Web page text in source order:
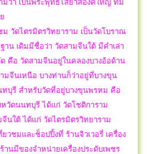
ว่า เป็นพระพุทธไสยาสองค์ใหญ่ ที่มี
วัดไตรมิตรวิทยาราม เป็นวัดโบราณ
าน เดิมมีชื่อว่า วัดสามจีนใต้ มีคำเล่า
คือ วัดสามจีนอยู่ในคลองบางอ้อด้าน
มจีนเหนือ บางท่านก็ว่าอยู่ที่บางขุน
บุรี สำหรับวัดที่อยู่บางขุนพรหม คือ
วัดนนทบุรี ได้แก่ วัดโชติการาม
นใต้ ได้แก่ วัดไตรมิตรวิทยาราม
วชมและช็อปปิ้งที่ ร้านจิวเวอรี่ เครื่อง
นมีของจำหน่ายเครื่องประดับเพชร